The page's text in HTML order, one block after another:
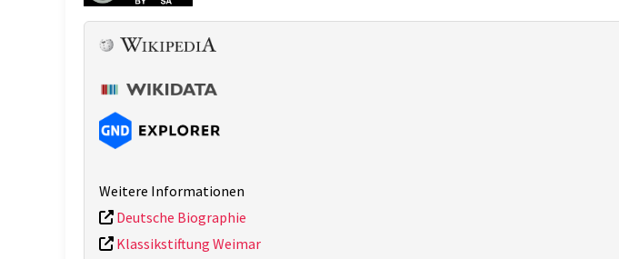
Weitere Informationen
Deutsche Biographie
Klassikstiftung Weimar